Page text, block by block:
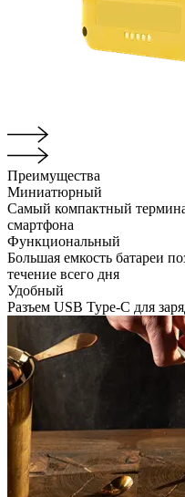
Преимущества
Миниатюрный
Самый компактный
смартфона
Функциональный
Большая емкость батареи
течение всего дня
Удобный
Разъем USB Type-C для